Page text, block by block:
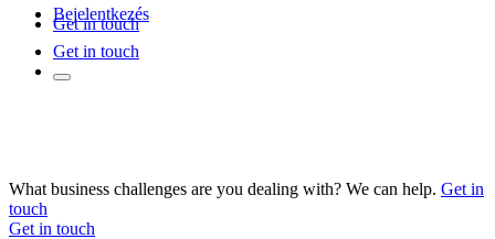
Bejelentkezés
Get in touch
Get in touch
What business challenges are you dealing with? We can help. Get in
touch
Get in touch